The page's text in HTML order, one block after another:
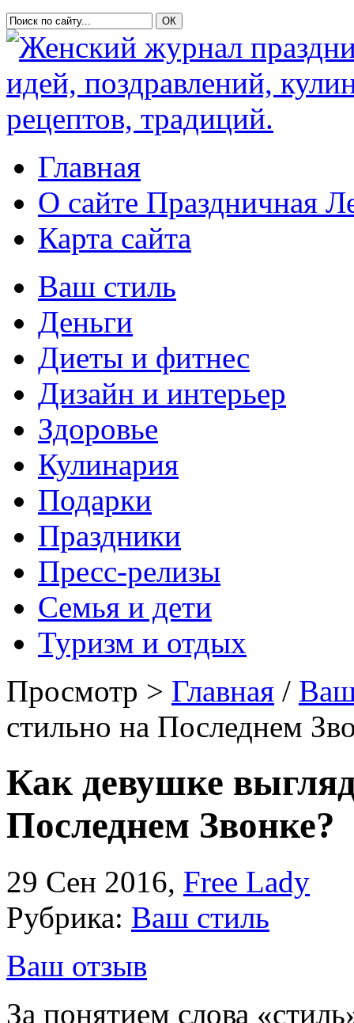
Главная
О сайте Праздничная
Карта сайта
Ваш стиль
Деньги
Диеты и фитнес
Дизайн и интерьер
Здоровье
Кулинария
Подарки
Праздники
Пресс-релизы
Семья и дети
Туризм и отдых
Просмотр > Главная /
стильно на Последнем
Как девушке
Последнем Звонке?
29 Сен 2016, Free Lady
Рубрика: Ваш стиль
Ваш отзыв
За понятием слова